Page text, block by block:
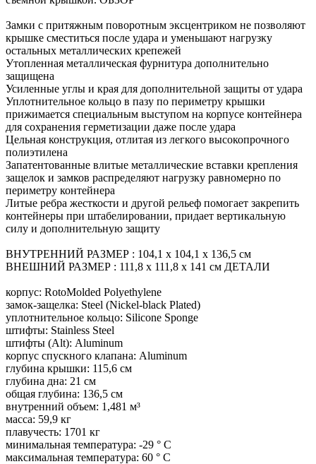
Замки с притяжным поворотным эксцентриком не позволяют
крышке сместиться после удара и уменьшают нагрузку
остальных металлических крепежей
Утопленная металлическая фурнитура дополнительно
защищена
Усиленные углы и края для дополнительной защиты от удара
Уплотнительное кольцо в пазу по периметру крышки
прижимается специальным выступом на корпусе контейнера
для сохранения герметизации даже после удара
Цельная конструкция, отлитая из легкого высокопрочного
полиэтилена
Запатентованные влитые металлические вставки крепления
защелок и замков распределяют нагрузку равномерно по
периметру контейнера
Литые ребра жесткости и другой рельеф помогает закрепить
контейнеры при штабелировании, придает вертикальную
силу и дополнительную защиту
ВНУТРЕННИЙ РАЗМЕР : 104,1 x 104,1 x 136,5 см
ВНЕШНИЙ РАЗМЕР : 111,8 x 111,8 x 141 см ДЕТАЛИ
корпус: RotoMolded Polyethylene
замок-защелка: Steel (Nickel-black Plated)
уплотнительное кольцо: Silicone Sponge
штифты: Stainless Steel
штифты (Alt): Aluminum
корпус спускного клапана: Aluminum
глубина крышки: 115,6 см
глубина дна: 21 см
общая глубина: 136,5 см
внутренний объем: 1,481 м³
масса: 59,9 кг
плавучесть: 1701 кг
минимальная температура: -29 ° C
максимальная температура: 60 ° C